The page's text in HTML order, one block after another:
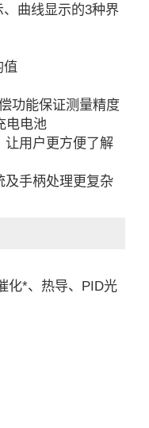
曲线显示的3种界
值
功能保证测量精度
电电池
让用户更方便了解
及手柄处理更复杂
化*、热导、PID光